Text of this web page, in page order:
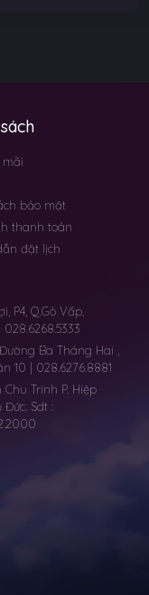
bảo mật
thanh toán
đặt lịch
P4, Q.Gò Vấp,
028.6268.5333
Ba Tháng Hai ,
10 | 028.6276.8881
Chu Trinh P. Hiệp
Đức. Sdt :